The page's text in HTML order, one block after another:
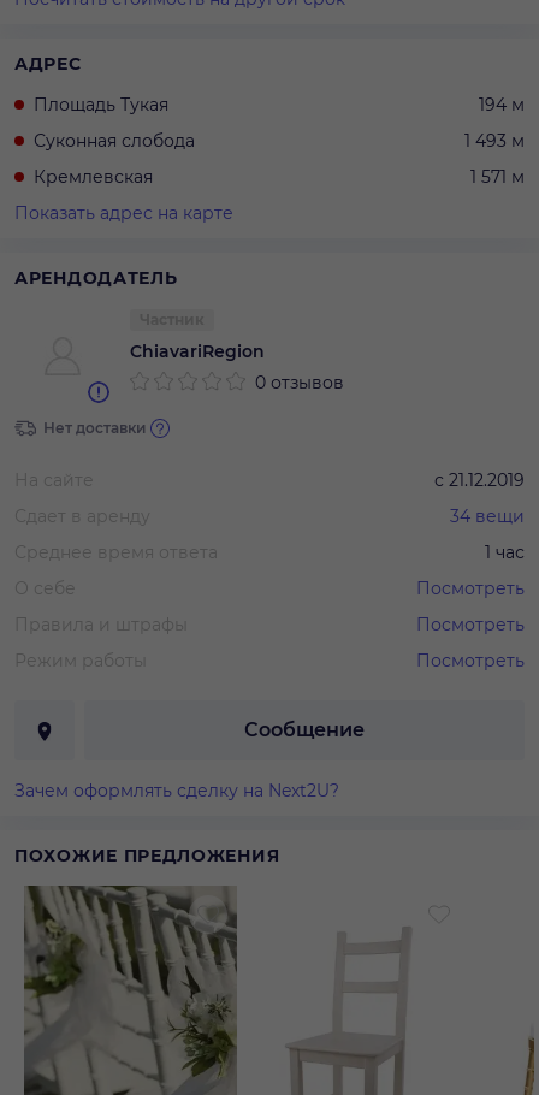
АДРЕС
Площадь Тукая
194 м
Суконная слобода
1 493 м
Кремлевская
1 571 м
Показать адрес на карте
АРЕНДОДАТЕЛЬ
ChiavariRegion
0 отзывов
Нет доставки
На сайте с 21.12.2019
Сдает в аренду
34 вещи
Среднее время ответа
1 час
О себе
Посмотреть
Правила и штрафы
Посмотреть
Режим работы
Посмотреть
Сообщение
Зачем оформлять сделку на Next2U?
ПОХОЖИЕ ПРЕДЛОЖЕНИЯ